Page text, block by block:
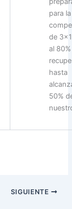
para la
de
al
hasta
50%
SIGUIENTE